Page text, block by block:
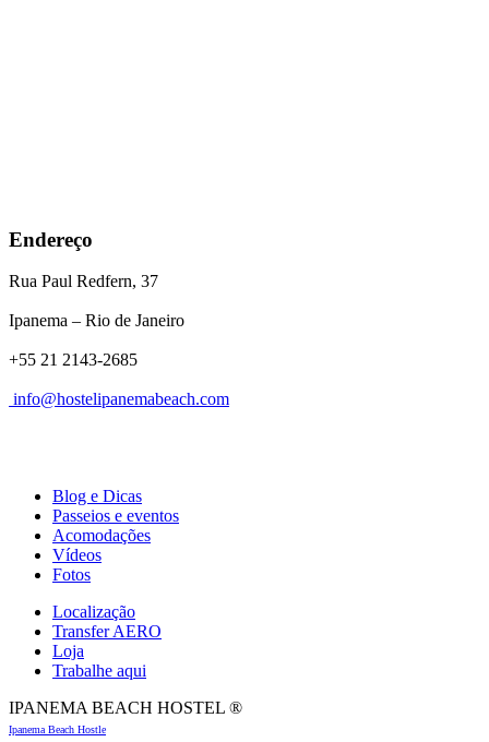
Endereço
Rua Paul Redfern, 37
Ipanema – Rio de Janeiro
+55 21 2143-2685
info@hostelipanemabeach.com
Blog e Dicas
Passeios e eventos
Acomodações
Vídeos
Fotos
Localização
Transfer AERO
Loja
Trabalhe aqui
IPANEMA BEACH HOSTEL ®
Ipanema Beach Hostle